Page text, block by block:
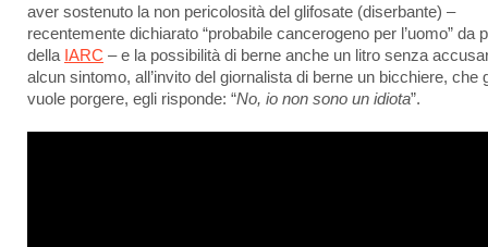
aver sostenuto la non pericolosità del glifosate (diserbante) –
recentemente dichiarato “probabile cancerogeno per l’uomo” da
della IARC – e la possibilità di berne anche un litro senza
alcun sintomo, all’invito del giornalista di berne un bicchiere, che
vuole porgere, egli risponde: “No, io non sono un idiota”.